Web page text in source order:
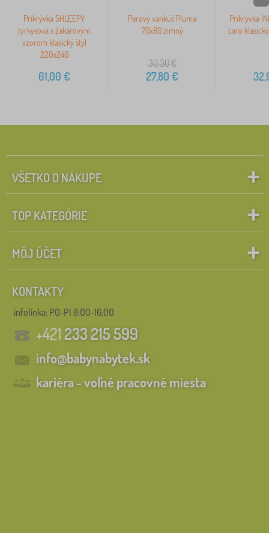
Prikrývka SHLEEPY
tyrkysová s žakárovým
vzorom klasický štýl
220x240
61,00 €
Perový vankúš Pluma
70x80 zimný
30,30€
27,80 €
Prikrývka
caro
VŠETKO O NÁKUPE
TOP KATEGÓRIE
MÔJ ÚČET
KONTAKTY
infolinka: PO-PI 8:00-16:00
+421233 215 599
info@babynabytek.sk
kariéra - voľné pracovné miesta